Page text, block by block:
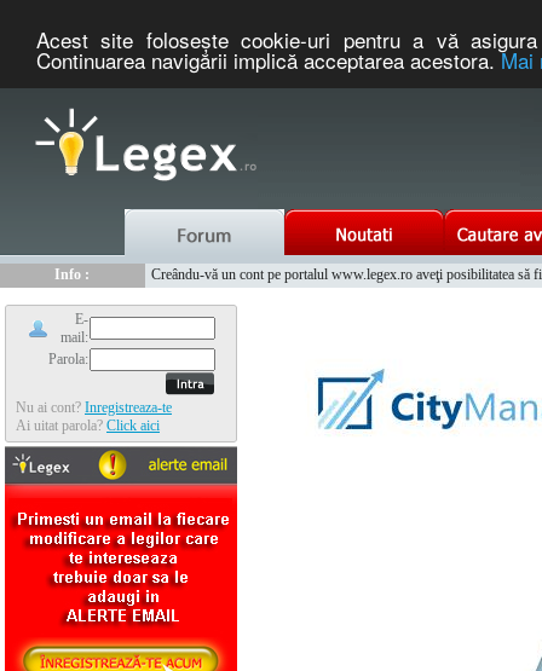
Acest site foloseşte cookie-uri pentru a vă
Continuarea navigării implică acceptarea acestora.Mai
Info :
Creându-vă un cont pe portalul www.legex.ro aveţi posibilitatea să
E-
mail:
Parola:
Nu ai cont? Inregistreaza-te
Ai uitat parola? Click aici